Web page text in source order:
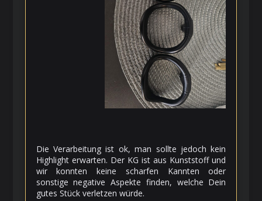
Die Verarbeitung ist ok, man sollte jedoch kein
Highlight erwarten. Der KG ist aus Kunststoff und
wir konnten keine scharfen Kannten oder
sonstige negative Aspekte finden, welche Dein
gutes Stück verletzen würde.